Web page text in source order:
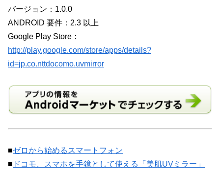
バージョン：1.0.0
ANDROID 要件：2.3 以上
Google Play Store：
http://play.google.com/store/apps/details?
id=jp.co.nttdocomo.uvmirror
■ゼロから始めるスマートフォン
■ ドコモ、スマホを手鏡として使える「美肌UVミラー」